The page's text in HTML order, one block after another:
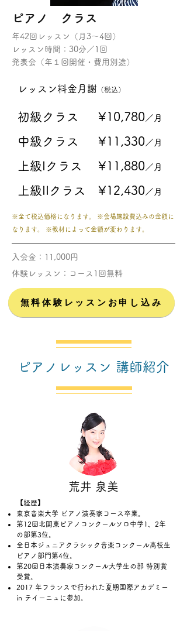
ピアノ クラス
年42回レッスン（月3〜4回）
レッスン時間：30分／1回
​発表会（年１回開催・費用別途）
レッスン料金月謝 （税込）
初級クラス ¥10,780／月
中級クラス ¥11 ,330／月
上級Iクラス ¥11 ,880／月
上級IIクラス ¥12,430／月
※全て税込価格になります。 ※会場施設費込みの金額に
なります。 ※教材によって金額が変わります。
入会金：11,000円
体験レッスン：コース1回無料
無料体験レッスンお申し込み
ピアノレッスン 講師紹介
​荒井 泉美
【経歴】
東京音楽大学 ピアノ演奏家コース卒業。
第12回北関東ピアノコンクールソロ中学1、2年
の部第3位。
全日本ジュニアクラシック音楽コンクール高校生
ピアノ部門第4位。
第20回日本演奏家コンクール大学生の部 特別賞
受賞。
2017 年フランスで行われた夏期国際アカデミー
in テイーニュに参加。